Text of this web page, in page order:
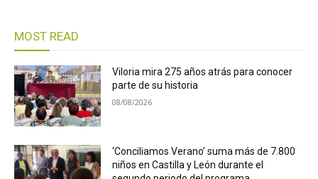
MOST READ
Viloria mira 275 años atrás para conocer
parte de su historia
08/08/2026
‘Conciliamos Verano’ suma más de 7.800
niños en Castilla y León durante el